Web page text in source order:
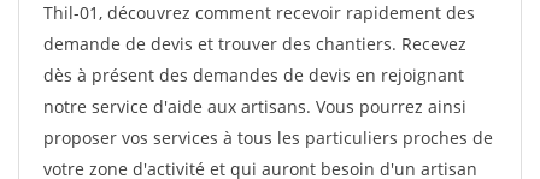
Thil-01, découvrez comment recevoir rapidement des
demande de devis et trouver des chantiers. Recevez
dès à présent des demandes de devis en rejoignant
notre service d'aide aux artisans. Vous pourrez ainsi
proposer vos services à tous les particuliers proches de
votre zone d'activité et qui auront besoin d'un artisan